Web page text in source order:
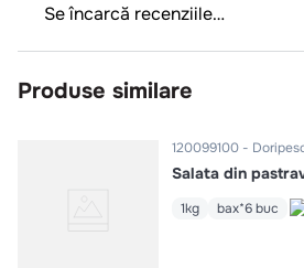
Se încarcă recenziile…
Produse similare
120099100
Salata din
1kg bax*6 buc